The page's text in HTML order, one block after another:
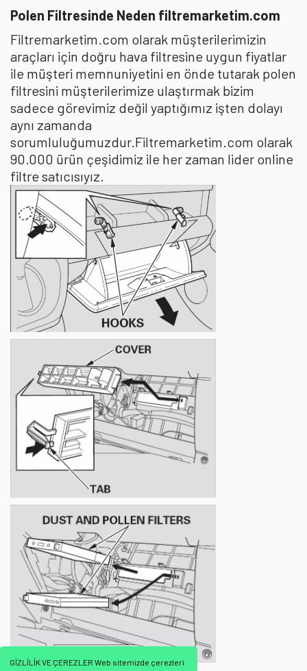
GİZLİLİK VE ÇEREZLER Web sitemizde çerezleri
Polen Filtresinde Neden filtremarketim.com
Filtremarketim.com olarak müşterilerimizin
araçları için doğru hava filtresine uygun fiyatlar
ile müşteri memnuniyetini en önde tutarak polen
filtresini müşterilerimize ulaştırmak bizim
sadece görevimiz değil yaptığımız işten dolayı
aynı zamanda
sorumluluğumuzdur.Filtremarketim.com olarak
90.000 ürün çeşidimiz ile her zaman lider online
filtre satıcısıyız.